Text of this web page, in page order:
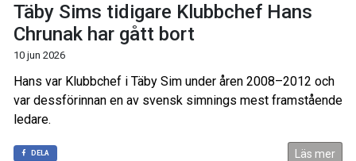
Täby Sims tidigare Klubbchef Hans
Chrunak har gått bort
10 jun 2026
Hans var Klubbchef i Täby Sim under åren 2008–2012 och
var dessförinnan en av svensk simnings mest framstående
ledare.
DELA Läs mer